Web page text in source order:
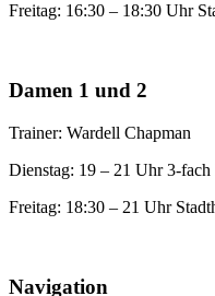
Freitag: 16:30 – 18:30 Uhr
Damen 1 und 2
Trainer: Wardell Chapman
Dienstag: 19 – 21 Uhr 3-
Freitag: 18:30 – 21 Uhr
Navigation